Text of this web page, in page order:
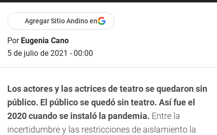
Agregar Sitio Andino en
Por Eugenia Cano
5 de julio de 2021 - 00:00
Los actores y las actrices de teatro se quedaron sin
público. El público se quedó sin teatro. Así fue el
2020 cuando se instaló la pandemia. Entre la
incertidumbre y las restricciones de aislamiento la